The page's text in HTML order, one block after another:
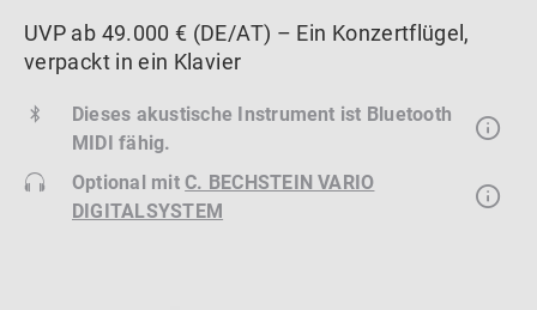
UVP ab 49.000 € (DE/AT) – Ein Konzertflügel,
verpackt in ein Klavier
Dieses akustische Instrument ist Bluetooth
MIDI fähig.
Optional mitC. BECHSTEIN VARIO
DIGITALSYSTEM